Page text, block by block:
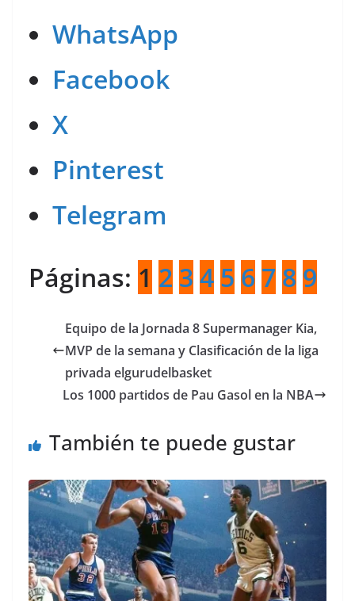
WhatsApp
Facebook
X
Pinterest
Telegram
Páginas: 1 2 3 4 5 6 7 8 9
Equipo de la Jornada 8 Supermanager Kia,
MVP de la semana y Clasificación de la liga
privada elgurudelbasket
Los 1000 partidos de Pau Gasol en la NBA
También te puede gustar